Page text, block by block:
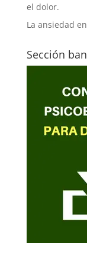
el dolor.
La ansiedad
Sección